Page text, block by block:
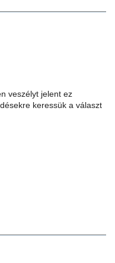
veszélyt jelent ez
keressük a választ